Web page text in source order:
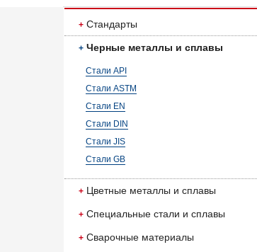
Стандарты
Черные металлы и сплавы
Стали API
Стали ASTM
Стали EN
Стали DIN
Стали JIS
Стали GB
Цветные металлы и сплавы
Специальные стали и сплавы
Сварочные материалы